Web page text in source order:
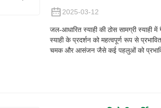
2025-03-12
जल-आधारित स्याही की ठोस सामग्री स्याही में
स्याही के प्रदर्शन को महत्वपूर्ण रूप से
चमक और आसंजन जैसे कई पहलुओं को